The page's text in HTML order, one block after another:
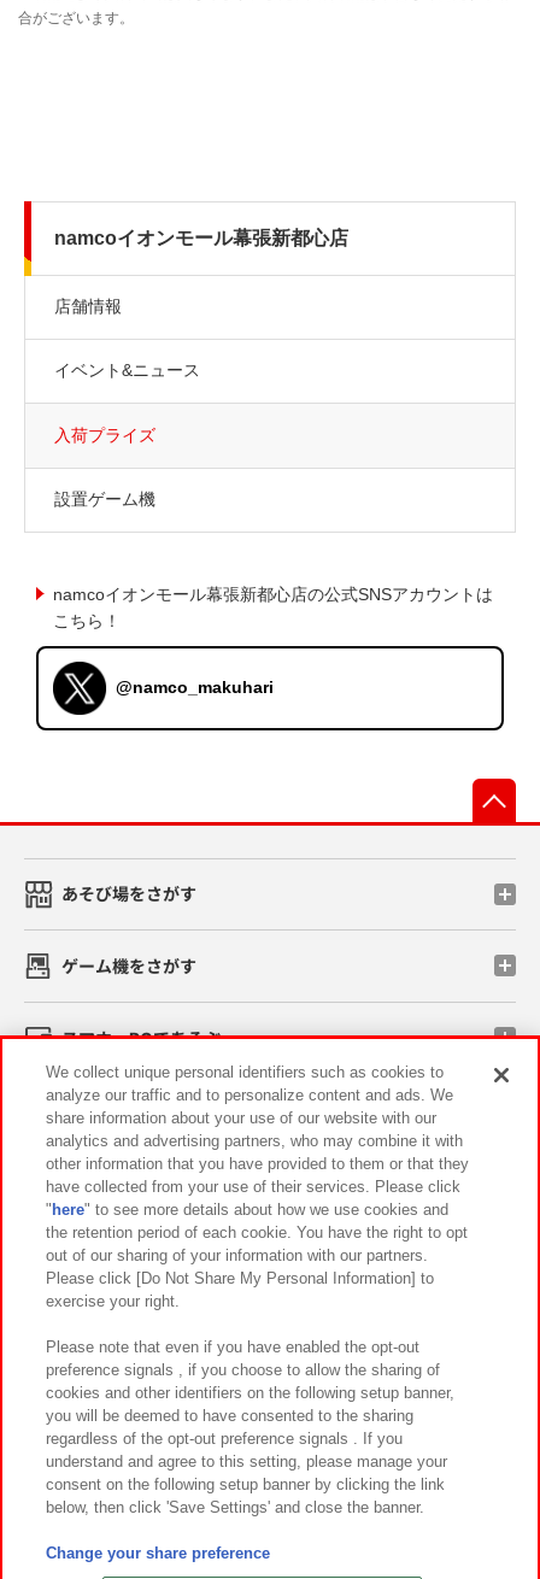
namcoイオンモール幕張新都心店
店舗情報
イベント&ニュース
入荷プライズ
設置ゲーム機
namcoイオンモール幕張新都心店の公式SNSアカウントは
こちら！
@namco_makuhari
あそび場をさがす
ゲーム機をさがす
スマホ・PCであそぶ
イベント・キャンペーン
関連会社 サステナビリティ サイトポリシー
プライバシーポリシー ウェブアクセシビリティ方針と検証結果
お取引先さまとともに
カスタマーハラスメント対応方針 よくあるご質問・お問い合わせ
©Bandai Namco Amusement Inc.
©Bandai Namco Amusement Lab Inc.
We collect unique personal identifiers such as cookies to
analyze our traffic and to personalize content and ads. We
share information about your use of our website with our
analytics and advertising partners, who may combine it with
other information that you have provided to them or that they
have collected from your use of their services. Please click
" here" to see more details about how we use cookies and
the retention period of each cookie. You have the right to opt
out of our sharing of your information with our partners.
Please click [Do Not Share My Personal Information] to
exercise your right.
Please note that even if you have enabled the opt-out
preference signals , if you choose to allow the sharing of
cookies and other identifiers on the following setup banner,
you will be deemed to have consented to the sharing
regardless of the opt-out preference signals . If you
understand and agree to this setting, please manage your
consent on the following setup banner by clicking the link
below, then click 'Save Settings' and close the banner.
Change your share preference